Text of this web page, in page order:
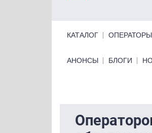
КАТАЛОГ ОПЕРАТОРЫ
Primary links bottom
АНОНСЫ БЛОГИ